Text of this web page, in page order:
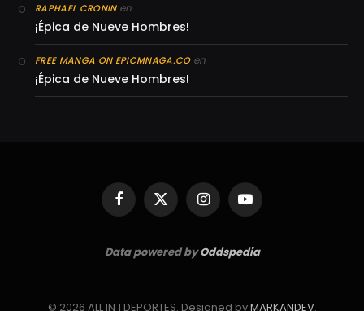
RAPHAEL CRONINen
¡Épica de Nueve Hombres!
FREE MANGA ON EPICMNAGA.COen
¡Épica de Nueve Hombres!
Facebook
X
(Twitter)
InstagramYouTube
Data powered byOddspedia
© 2026 ALL IN 1 DEPORTES. Designed byMARKANDEV.